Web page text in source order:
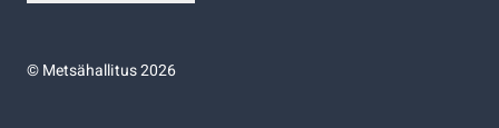
©Metsähallitus 2026